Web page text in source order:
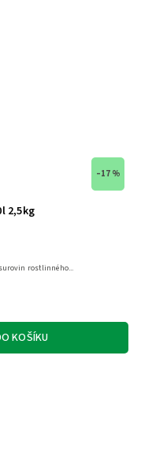
–17 %
2,5kg
KOŠÍKU
rostlinného...